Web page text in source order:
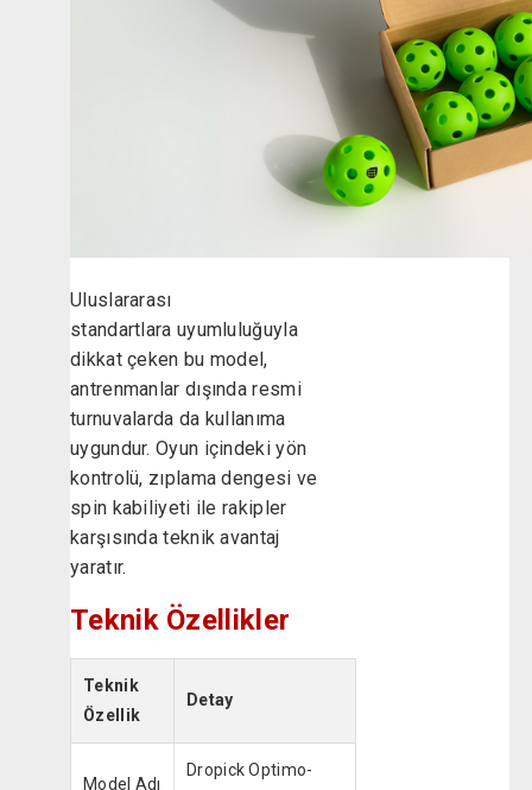
Uluslararası
standartlara uyumluluğuyla
dikkat çeken bu model,
antrenmanlar dışında resmi
turnuvalarda da kullanıma
uygundur. Oyun içindeki yön
kontrolü, zıplama dengesi ve
spin kabiliyeti ile rakipler
karşısında teknik avantaj
yaratır.
Teknik Özellikler
Teknik
Özellik
Detay
Model Adı
Dropick Optimo-